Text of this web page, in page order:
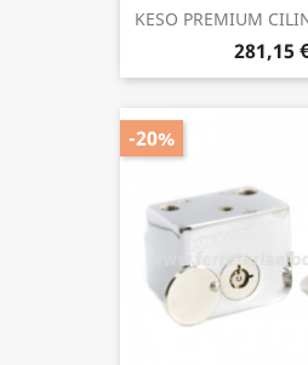
KESO PREMIUM
281,15
-20%